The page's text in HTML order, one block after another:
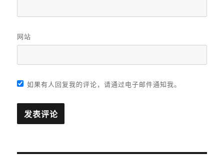
网站
如果有人回复我的评论，请通过电子邮件通知我。